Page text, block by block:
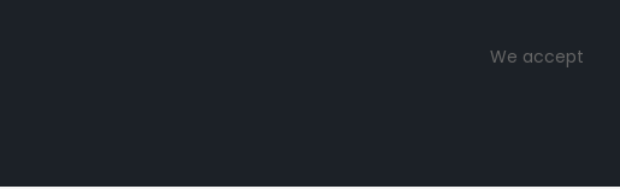
We accept